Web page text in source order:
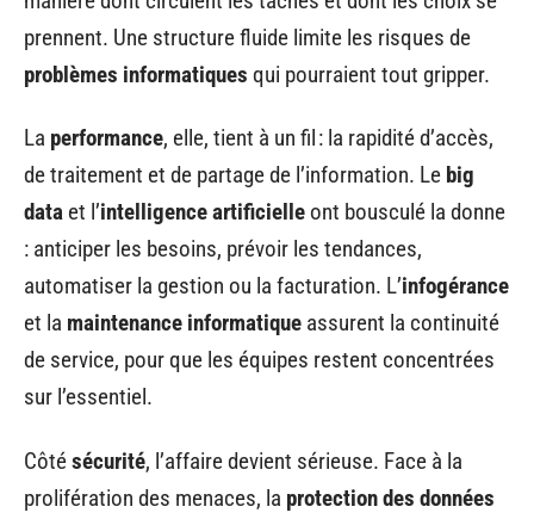
prennent. Une structure fluide limite les risques de
problèmes informatiques qui pourraient tout gripper.
La performance, elle, tient à un fil : la rapidité d’accès,
de traitement et de partage de l’information. Le big
data et l’intelligence artificielle ont bousculé la donne
: anticiper les besoins, prévoir les tendances,
automatiser la gestion ou la facturation. L’infogérance
et la maintenance informatique assurent la continuité
de service, pour que les équipes restent concentrées
sur l’essentiel.
Côtésécurité, l’affaire devient sérieuse. Face à la
prolifération des menaces, la protection des données